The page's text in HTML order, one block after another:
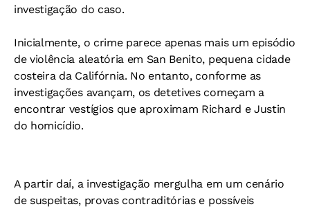
investigação do caso.
Inicialmente, o crime parece apenas mais um episódio
de violência aleatória em San Benito, pequena cidade
costeira da Califórnia. No entanto, conforme as
investigações avançam, os detetives começam a
encontrar vestígios que aproximam Richard e Justin
do homicídio.
A partir daí, a investigação mergulha em um cenário
de suspeitas, provas contraditórias e possíveis